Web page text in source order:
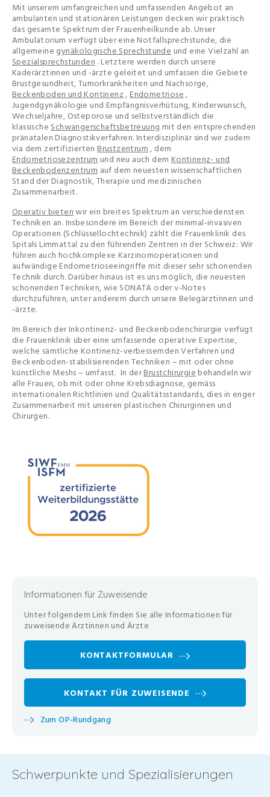
Mit unserem umfangreichen und umfassenden Angebot an
ambulanten und stationären Leistungen decken wir praktisch
das gesamte Spektrum der Frauenheilkunde ab. Unser
Ambulatorium verfügt über eine Notfallsprechstunde, die
allgemeine gynäkologische Sprechstundeund eine Vielzahl an
Spezialsprechstunden. Letztere werden durch unsere
Kaderärztinnen und -ärzte geleitet und umfassen die Gebiete
Brustgesundheit, Tumorkrankheiten und Nachsorge,
Beckenboden und Kontinenz,Endometriose,
Jugendgynäkologie und Empfängnisverhütung, Kinderwunsch,
Wechseljahre, Osteporose und selbstverständlich die
klassischeSchwangerschaftsbetreuungmit den entsprechenden
pränatalen Diagnostikverfahren. Interdisziplinär sind wir zudem
via dem zertifiziertenBrustzentrum, dem
Endometriosezentrumund neu auch demKontinenz- und
Beckenbodenzentrumauf dem neuesten wissenschaftlichen
Stand der Diagnostik, Therapie und medizinischen
Zusammenarbeit.
Operativ bietenwir ein breites Spektrum an verschiedensten
Techniken an. Insbesondere im Bereich der minimal-invasiven
Operationen (Schlüssellochtechnik) zählt die Frauenklinik des
Spitals Limmattal zu den führenden Zentren in der Schweiz: Wir
führen auch hochkomplexe Karzinomoperationen und
aufwändige Endometrioseeingriffe mit dieser sehr schonenden
Technik durch. Darüber hinaus ist es uns möglich, die neuesten
schonenden Techniken, wie SONATA oder v-Notes
durchzuführen, unter anderem durch unsere Belegärztinnen und
-ärzte.
Im Bereich der Inkontinenz- und Beckenbodenchirurgie verfügt
die Frauenklinik über eine umfassende operative Expertise,
welche sämtliche Kontinenz-verbessernden Verfahren und
Beckenboden-stabilisierenden Techniken – mit oder ohne
künstliche Meshs– umfasst. In derBrustchirurgiebehandeln wir
alle Frauen, ob mit oder ohne Krebsdiagnose, gemäss
internationalen Richtlinien und Qualitätsstandards, dies in enger
Zusammenarbeit mit unseren plastischen Chirurginnen und
Chirurgen.
Informationen für Zuweisende
Unter folgendem Link finden Sie alle Informationen für
zuweisende Ärztinnen und Ärzte
KONTAKTFORMULAR
KONTAKT FÜR ZUWEISENDE
Zum OP-Rundgang
Schwerpunkte und Spezialisierungen